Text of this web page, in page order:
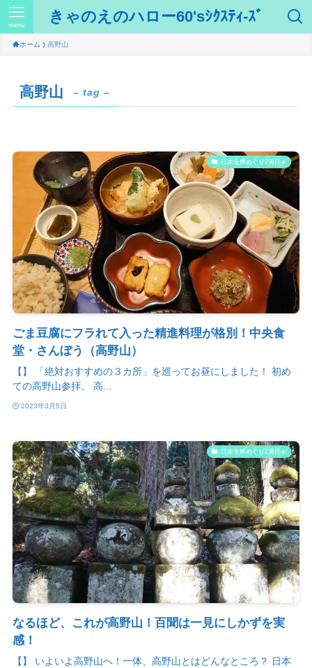
きゃのえのハロー60'sｼｸｽﾃｨ-ｽﾞ
menu
ホーム 高野山
高野山 – tag –
日本全県めぐり2周目✈️
ごま豆腐にフラれて入った精進料理が格別！中央食
堂・さんぼう（高野山）
【】 「絶対おすすめの３カ所」を巡ってお昼にしました！ 初め
ての高野山参拝。 高...
2023年3月5日
日本全県めぐり2周目✈️
なるほど、これが高野山！百聞は一見にしかずを実
感！
【】 いよいよ高野山へ！一体、高野山とはどんなところ？ 日本